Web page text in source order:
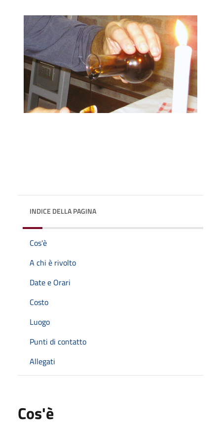
INDICE DELLA PAGINA
Cos'è
A chi è rivolto
Date e Orari
Costo
Luogo
Punti di contatto
Allegati
Cos'è